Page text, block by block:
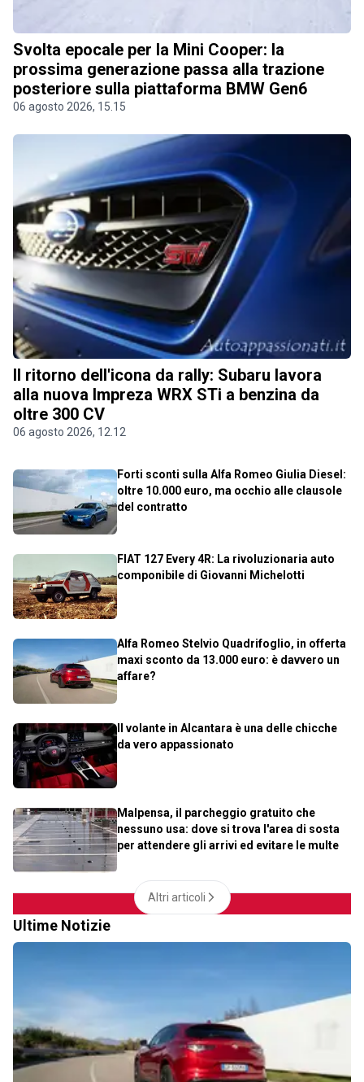
Svolta epocale per la Mini Cooper: la
prossima generazione passa alla trazione
posteriore sulla piattaforma BMW Gen6
06 agosto 2026, 15.15
Il ritorno dell'icona da rally: Subaru lavora
alla nuova Impreza WRX STi a benzina da
oltre 300 CV
06 agosto 2026, 12.12
Forti sconti sulla Alfa Romeo Giulia Diesel:
oltre 10.000 euro, ma occhio alle clausole
del contratto
FIAT 127 Every 4R: La rivoluzionaria auto
componibile di Giovanni Michelotti
Alfa Romeo Stelvio Quadrifoglio, in offerta
maxi sconto da 13.000 euro: è davvero un
affare?
Il volante in Alcantara è una delle chicche
da vero appassionato
Malpensa, il parcheggio gratuito che
nessuno usa: dove si trova l'area di sosta
per attendere gli arrivi ed evitare le multe
Altri articoli
Ultime Notizie